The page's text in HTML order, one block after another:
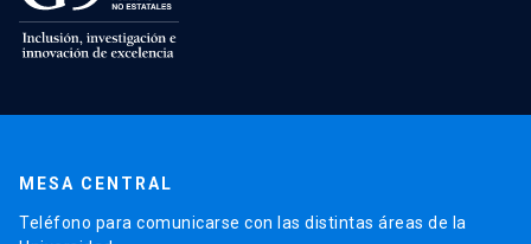
MESA CENTRAL
Teléfono para comunicarse con las distintas áreas de la